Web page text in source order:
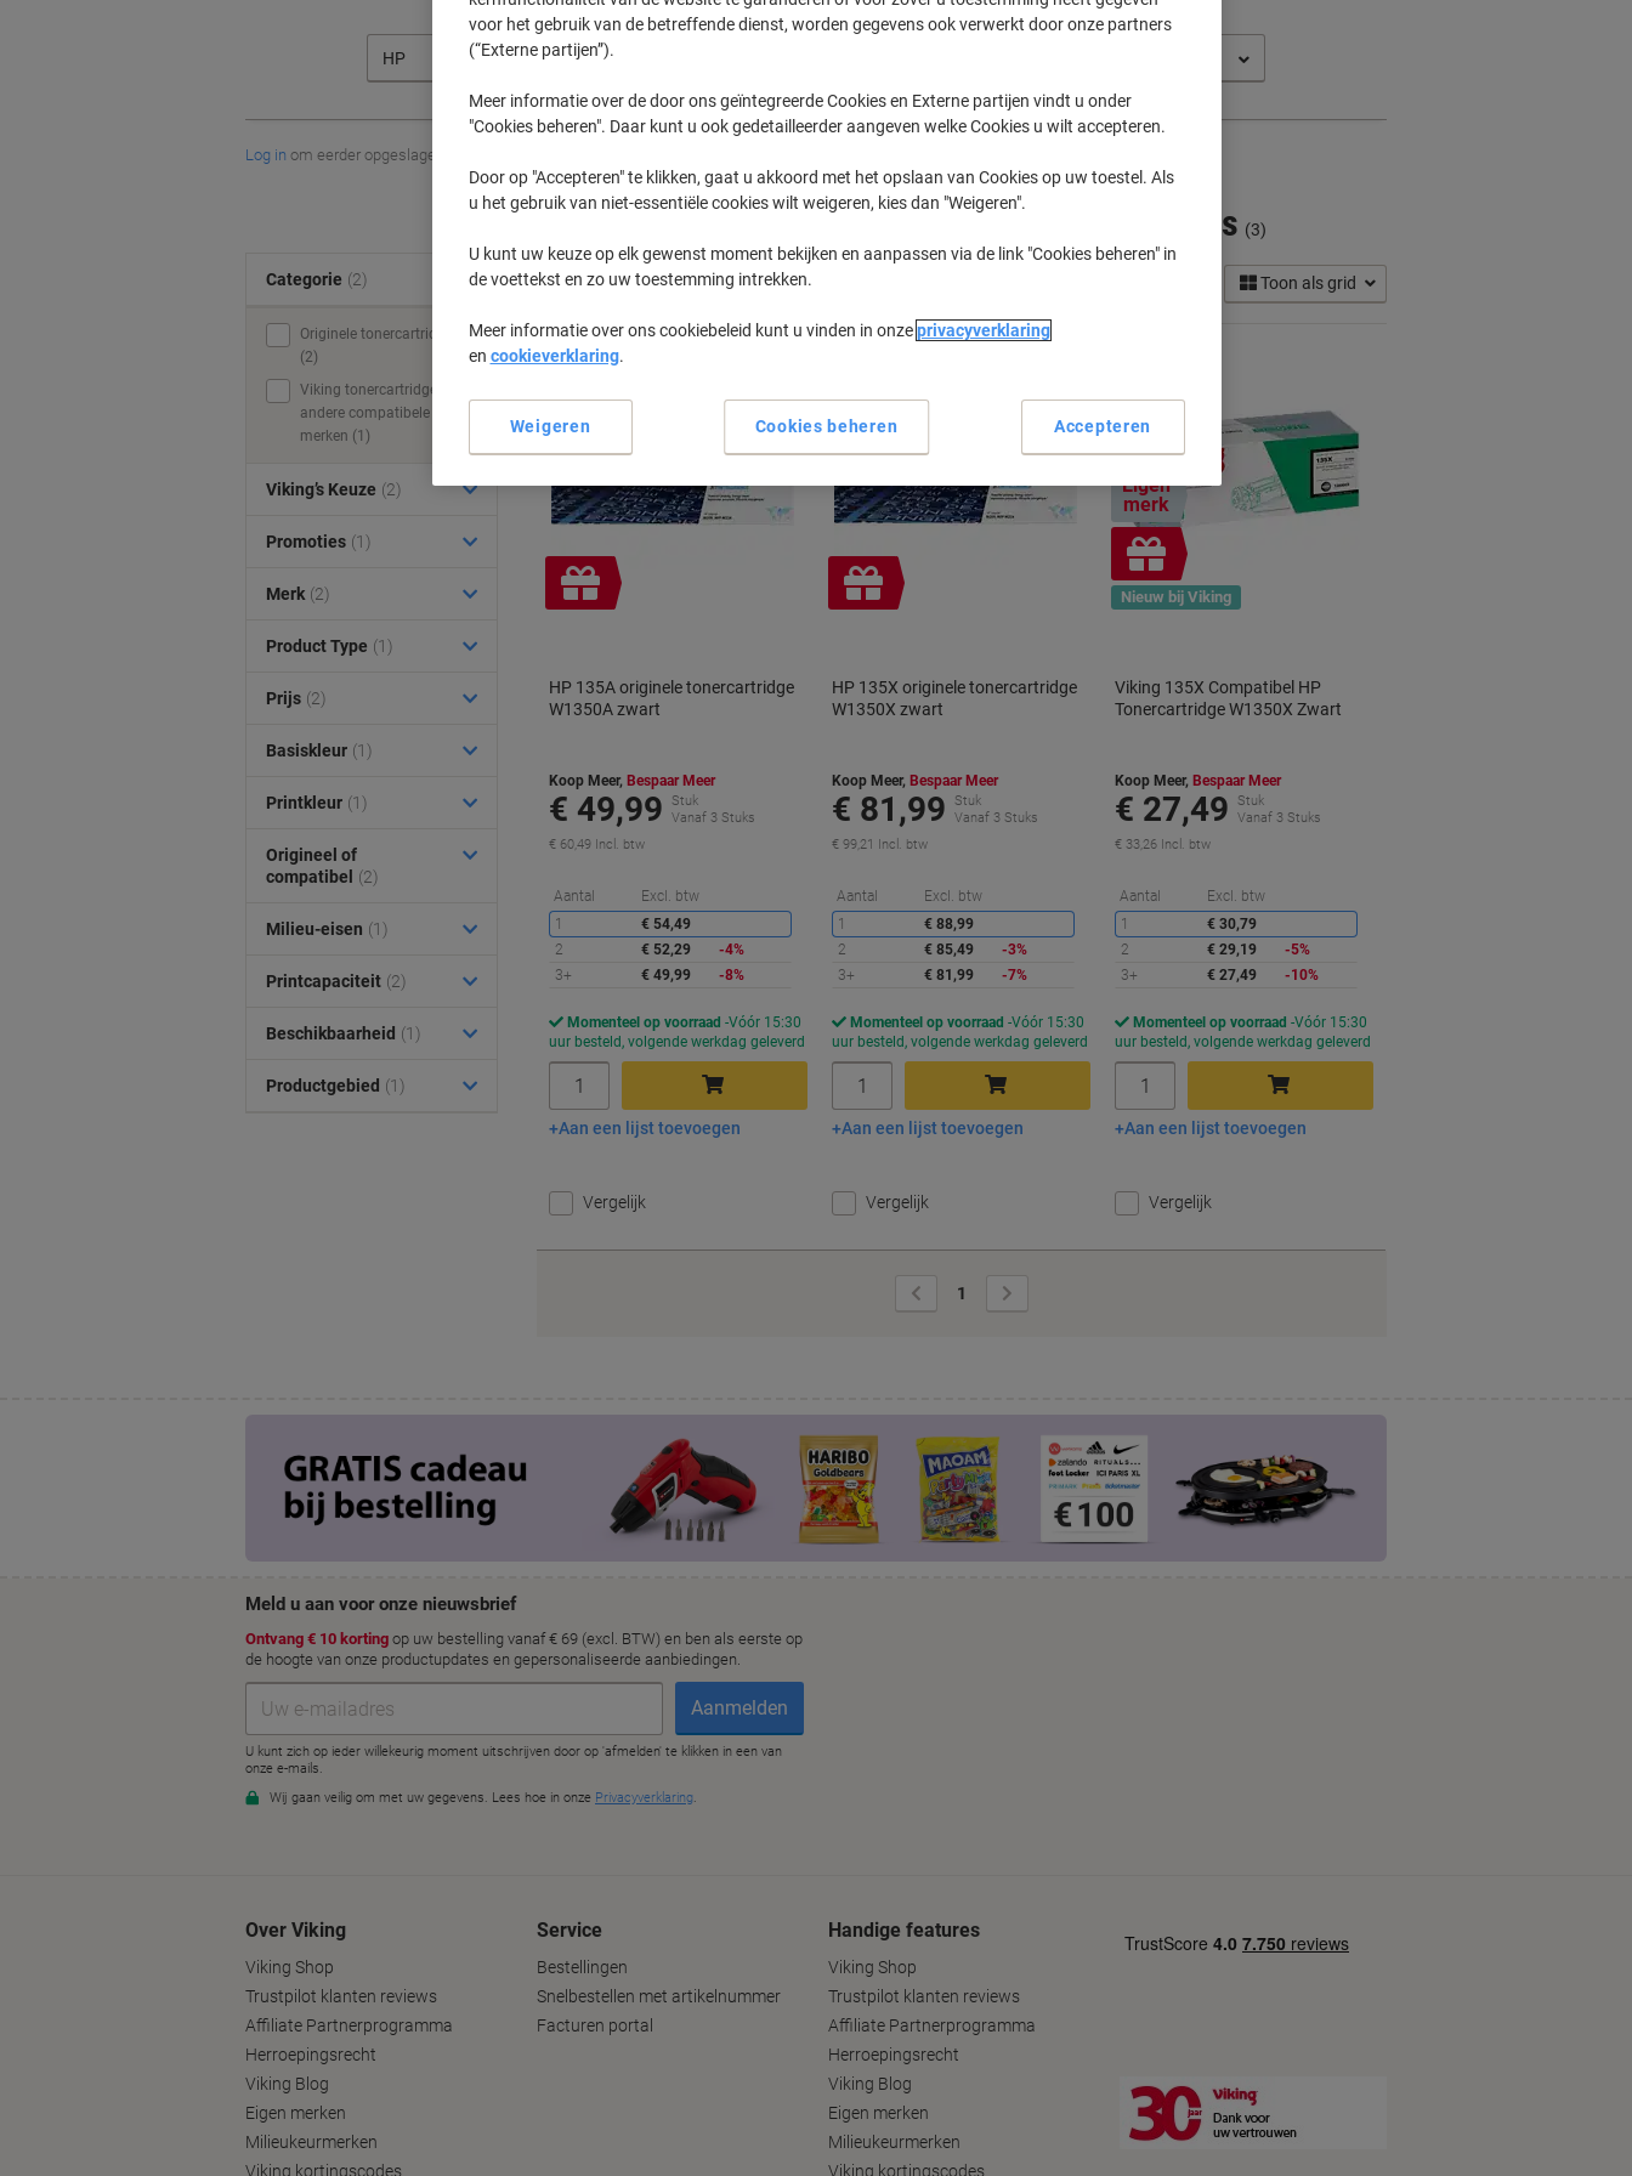
HP
Log in om eerder opgeslagen printers en/of eerder gekochte cartridges te tonen
HP Laserjet MFP M 234 Printer Toner Cartridges (3)
Sorteer op: Toon als grid
Geschenk
HP 135A originele tonercartridge
W1350A zwart
Koop Meer, Bespaar Meer
€ 49,99
Stuk
Vanaf 3 Stuks
€ 60,49 Incl. btw
Aantal Excl. btw
Korting
1
€ 54,49
2
€ 52,29
-4%
3+
€ 49,99 -8%
Momenteel op voorraad Vóór 15:30
uur besteld, volgende werkdag geleverd
In winkelwagen
Aan een lijst toevoegen
Vergelijk
Geschenk
HP 135X originele tonercartridge
W1350X zwart
Koop Meer, Bespaar Meer
€ 81,99
Stuk
Vanaf 3 Stuks
€ 99,21 Incl. btw
Aantal Excl. btw
Korting
1
€ 88,99
2
€ 85,49
-3%
3+
€ 81,99 -7%
Momenteel op voorraad Vóór 15:30
uur besteld, volgende werkdag geleverd
In winkelwagen
Aan een lijst toevoegen
Vergelijk
Eigen
merk
Geschenk
Nieuw bij Viking
Viking 135X Compatibel HP
Tonercartridge W1350X Zwart
Koop Meer, Bespaar Meer
€ 27,49
Stuk
Vanaf 3 Stuks
€ 33,26 Incl. btw
Aantal Excl. btw
1
€ 30,79
2
€ 29,19
-5%
3+
€ 27,49 -10%
Momenteel op voorraad Vóór 15:30
uur besteld, volgende werkdag geleverd
In winkelwagen
Aan een lijst toevoegen
Vergelijk
Vorige
pagina
1
pagina
Categorie (2)
Originele tonercartridges
(2)
Viking tonercartridges &
andere compatibele
merken (1)
Viking’s Keuze (2)
Promoties (1)
Merk (2)
Product Type (1)
Prijs (2)
Basiskleur (1)
Printkleur (1)
Origineel of
compatibel
(2)
Milieu-eisen (1)
Printcapaciteit (2)
Beschikbaarheid (1)
Productgebied (1)
Over Viking
Viking Shop
Trustpilot klanten reviews
Affiliate Partnerprogramma
Herroepingsrecht
Viking Blog
Eigen merken
Milieukeurmerken
Viking kortingscodes
Service
Bestellingen
Snelbestellen met artikelnummer
Facturen portal
Handige features
Viking Shop
Trustpilot klanten reviews
Affiliate Partnerprogramma
Herroepingsrecht
Viking Blog
Eigen merken
Milieukeurmerken
Viking kortingscodes
voor het gebruik van de betreffende dienst, worden gegevens ook verwerkt door onze partners
(“Externe partijen”).
Meer informatie over de door ons geïntegreerde Cookies en Externe partijen vindt u onder
"Cookies beheren". Daar kunt u ook gedetailleerder aangeven welke Cookies u wilt accepteren.
Door op "Accepteren" te klikken, gaat u akkoord met het opslaan van Cookies op uw toestel. Als
u het gebruik van niet-essentiële cookies wilt weigeren, kies dan "Weigeren".
U kunt uw keuze op elk gewenst moment bekijken en aanpassen via de link "Cookies beheren" in
de voettekst en zo uw toestemming intrekken.
Meer informatie over ons cookiebeleid kunt u vinden in onzeprivacyverklaring
en cookieverklaring.
Cookies beheren
Weigeren Accepteren